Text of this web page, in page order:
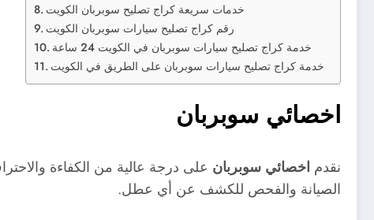
خدمات سريعة كراج تصليح سوبربان الكويت
رقم كراج تصليح سيارات سوبربان الكويت
خدمة كراج تصليح سيارات سوبربان في الكويت 24 ساعة
خدمة كراج تصليح سيارات سوبربان على الطريق في الكويت
اخصائي سوبربان
نقدم اخصائي سوبربان على درجة عالية من الكفاءة
الصيانة والفحص للكشف عن أي عطل.